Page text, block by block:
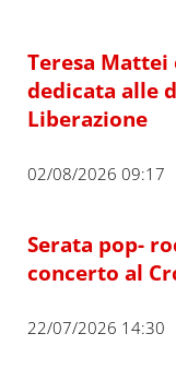
Teresa
dedicata alle
Liberazione
02/08/2026 09:17
Serata pop-
concerto al
22/07/2026 14:30